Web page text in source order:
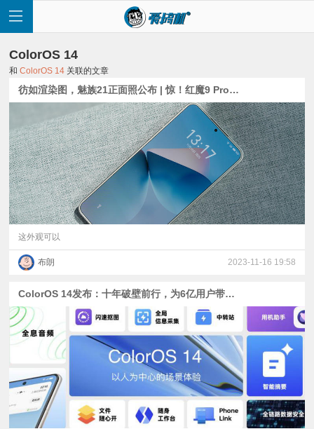
页
快
讯
评
视
科
ColorOS 14
和ColorOS 14 关联的文章
彷如渲染图，魅族21正面照公布 | 惊！红魔9 Pro是6500mAh电池 | ColorOS 14发布：连一加8T都有份
这外观可以
布朗 2023-11-16 19:58
ColorOS 14发布：十年破壁前行，为6亿用户带来智慧流畅新体验